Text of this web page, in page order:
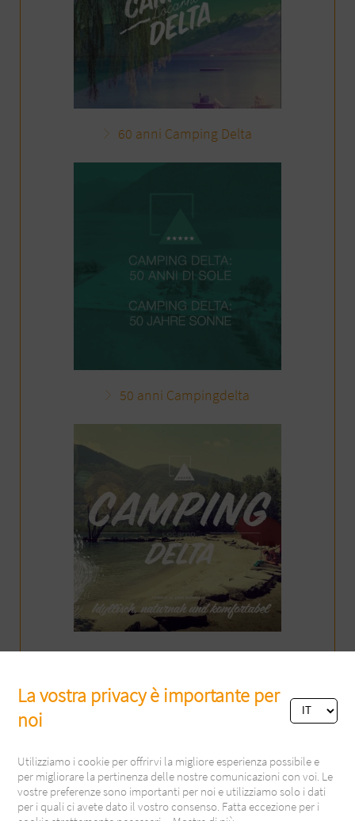
60 anni Camping Delta
50 anni Campingdelta
Prospetto Camping Delta
La vostra privacy è importante per
noi
Utilizziamo i cookie per offrirvi la migliore esperienza possibile e
per migliorare la pertinenza delle nostre comunicazioni con voi. Le
vostre preferenze sono importanti per noi e utilizziamo solo i dati
per i quali ci avete dato il vostro consenso. Fatta eccezione per i